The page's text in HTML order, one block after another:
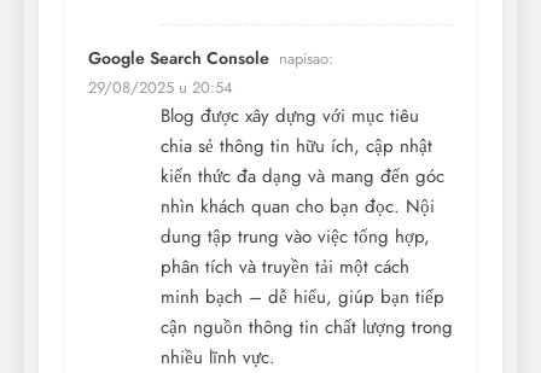
Google Search Console napisao:
29/08/2025 u 20:54
Blog được xây dựng với mục tiêu
chia sẻ thông tin hữu ích, cập nhật
kiến thức đa dạng và mang đến góc
nhìn khách quan cho bạn đọc. Nội
dung tập trung vào việc tổng hợp,
phân tích và truyền tải một cách
minh bạch – dễ hiểu, giúp bạn tiếp
cận nguồn thông tin chất lượng trong
nhiều lĩnh vực.